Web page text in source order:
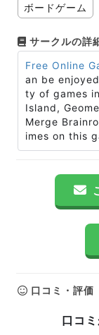
ボードゲーム
サークルの詳
Free Online
an be
ty of games
Island,
Merge
imes on this
口コミ・評価
口コ